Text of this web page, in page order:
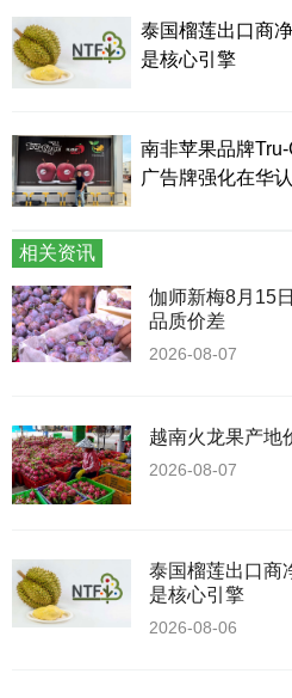
泰国榴莲出口商
是核心引擎
南非苹果品牌
广告牌强化在华
相关资讯
伽师新梅8月15日迎集中
品质价差
2026-08-07
越南火龙果产地
2026-08-07
泰国榴莲出口商
是核心引擎
2026-08-06